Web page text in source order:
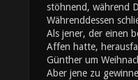
stöhnend, während
Währenddessen
Als jener, der einen
Affen hatte,
Günther um
Aber jene zu